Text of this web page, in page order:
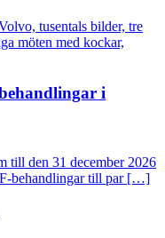
tusentals bilder, tre
möten med kockar,
i
till den 31 december 2026
behandlingar till par […]